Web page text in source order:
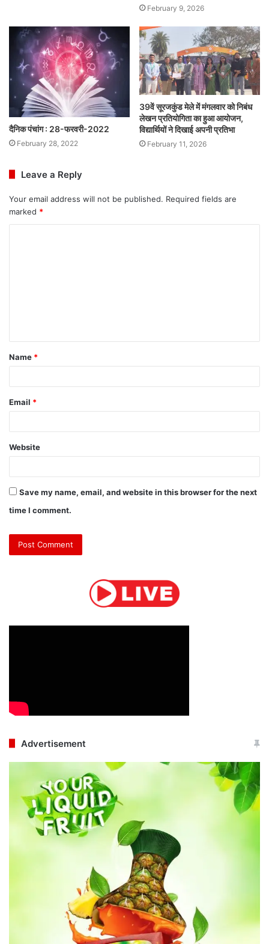
February 9, 2026
दैनिक पंचांग : 28-फरवरी-2022
February 28, 2022
39वें सूरजकुंड मेले में मंगलवार को निबंध
लेखन प्रतियोगिता का हुआ आयोजन,
विद्यार्थियों ने दिखाई अपनी प्रतिभा
February 11, 2026
Leave a Reply
Your email address will not be published. Required fields are
marked *
t
*
Name *
Email *
Website
Save my name, email, and website in this browser for the next
time I comment.
Advertisement